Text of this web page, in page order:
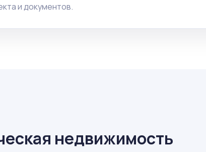
и документов.
недвижимость